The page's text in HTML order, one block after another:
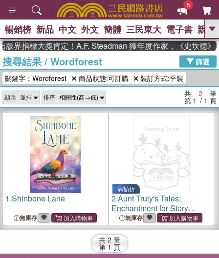
5
GO
熱搜： 高希均教授回憶錄
、 The Odyssey 、 父親節 、 如果歷
史是一群喵 、 暑期推薦 、 國際布克
獎 臺灣漫遊錄 、 方念華 、 台灣的李
登輝時代
數學女孩：黎曼猜想 、
偉大的迷走神經
暢銷榜 新品 中文 外文 簡體 三民東大 電子書 親子
版界指標大獎肯定！A.F. Steadman 獲年度作家，《史坎德》
搜尋結果/ Wordforest
篩選
關鍵字：Wordforest
商品狀態:可訂購 裝訂方式:平裝
顯示 排序 共 2 筆
第 1 / 1 頁
1.Shinbone Lane
無庫存
滿額折
2.Aunt Truly's Tales:
Enchantment for Story
Lovers無庫存
共 2 筆
第 1 頁